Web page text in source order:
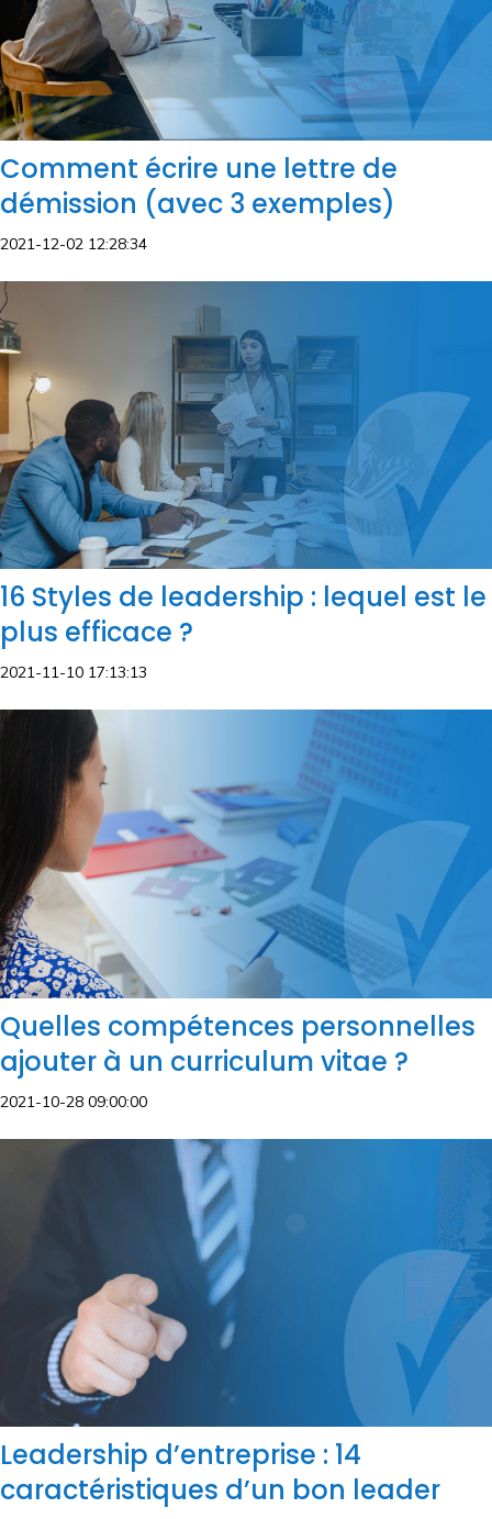
Comment écrire une lettre de
démission (avec 3 exemples)
2021-12-02 12:28:34
16 Styles de leadership : lequel est le
plus efficace ?
2021-11-10 17:13:13
Quelles compétences personnelles
ajouter à un curriculum vitae ?
2021-10-28 09:00:00
Leadership d’entreprise : 14
caractéristiques d’un bon leader